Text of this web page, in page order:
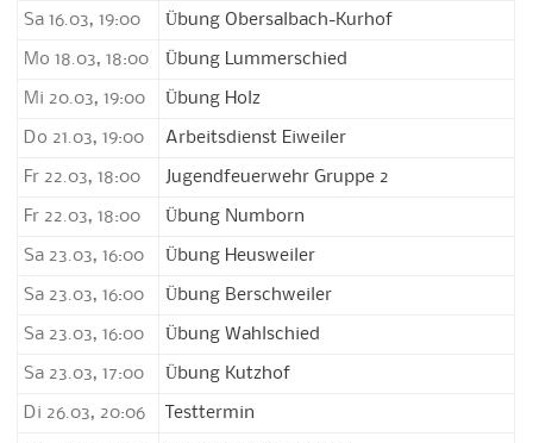
Sa 16.03, 19:00 Übung Obersalbach-Kurhof
Mo 18.03, 18:00 Übung Lummerschied
Mi 20.03, 19:00 Übung Holz
Do 21.03, 19:00 Arbeitsdienst Eiweiler
Fr 22.03, 18:00 Jugendfeuerwehr Gruppe 2
Fr 22.03, 18:00 Übung Numborn
Sa 23.03, 16:00 Übung Heusweiler
Sa 23.03, 16:00 Übung Berschweiler
Sa 23.03, 16:00 Übung Wahlschied
Sa 23.03, 17:00 Übung Kutzhof
Di 26.03, 20:06 Testtermin